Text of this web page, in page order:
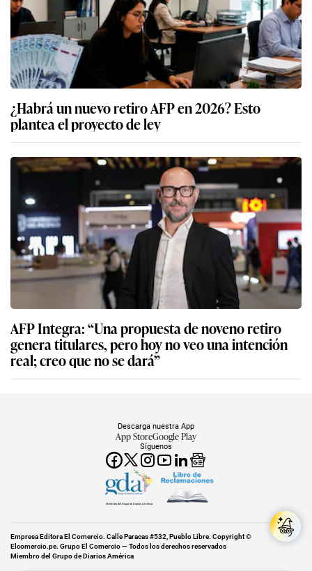
¿Habrá un nuevo retiro AFP en 2026? Esto
plantea el proyecto de ley
AFP Integra: “Una propuesta de noveno retiro
genera titulares, pero hoy no veo una intención
real; creo que no se dará”
Síguenos
Descarga nuestra App
App StoreGoogle Play
Miembro del Grupo de Diarios América
Empresa Editora El Comercio. Calle Paracas #532, Pueblo Libre. Copyright ©
Elcomercio.pe. Grupo El Comercio — Todos los derechos reservados
Miembro del Grupo de Diarios América